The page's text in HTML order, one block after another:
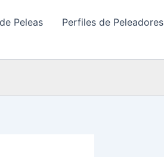
Peleas
Perfiles de Peleadores